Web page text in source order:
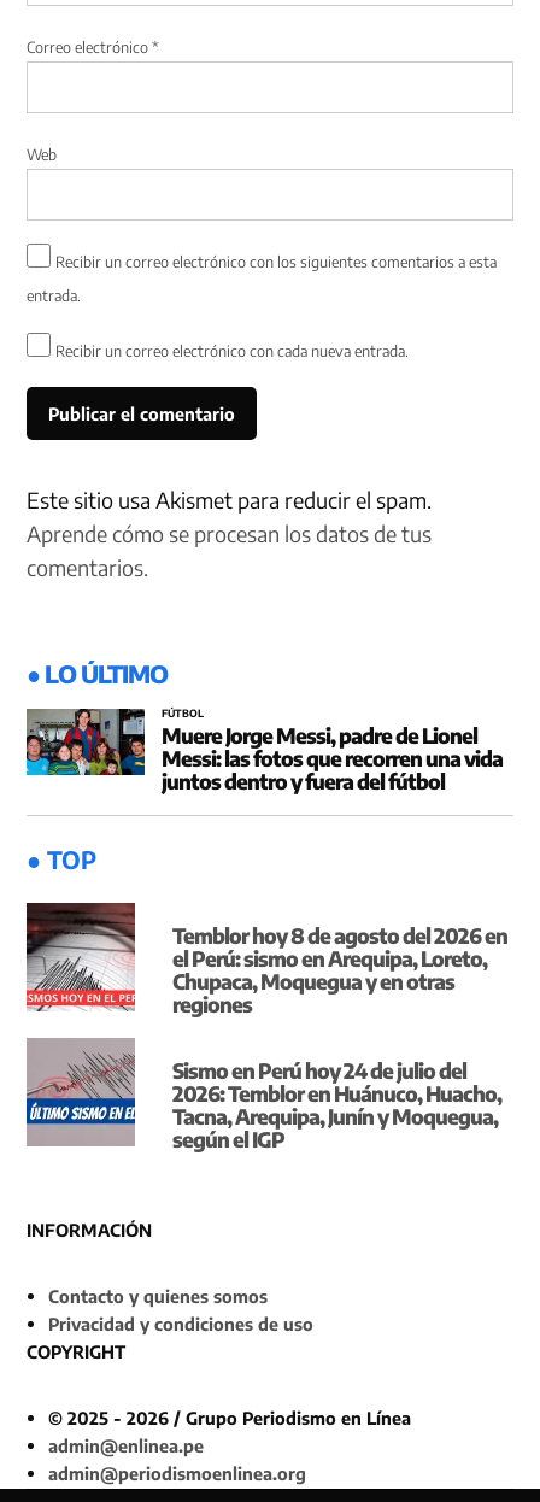
Correo electrónico*
Web
Recibir un correo electrónico con los siguientes comentarios a esta
entrada.
Recibir un correo electrónico con cada nueva entrada.
Este sitio usa Akismet para reducir el spam.
Aprende cómo se procesan los datos de tus
comentarios.
● LO ÚLTIMO
FÚTBOL
Muere Jorge Messi, padre de Lionel
Messi: las fotos que recorren una vida
juntos dentro y fuera del fútbol
● TOP
Temblor hoy 8 de agosto del 2026 en
el Perú: sismo en Arequipa, Loreto,
Chupaca, Moquegua y en otras
regiones
Sismo en Perú hoy 24 de julio del
2026: Temblor en Huánuco, Huacho,
Tacna, Arequipa, Junín y Moquegua,
según el IGP
INFORMACIÓN
Contacto y quienes somos
Privacidad y condiciones de uso
COPYRIGHT
© 2025 - 2026 / Grupo Periodismo en Línea
admin@enlinea.pe
admin@periodismoenlinea.org